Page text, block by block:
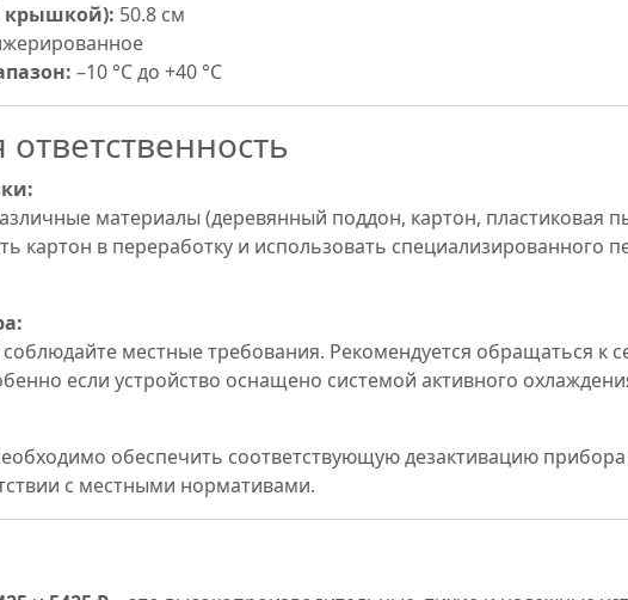
крышкой): 50.8 см
–10 °C до +40 °C
материалы (деревянный поддон, картон, пластиковая
картон в переработку и использовать специализированного
местные требования. Рекомендуется обращаться
если устройство оснащено системой активного
обеспечить соответствующую дезактивацию
с местными нормативами.